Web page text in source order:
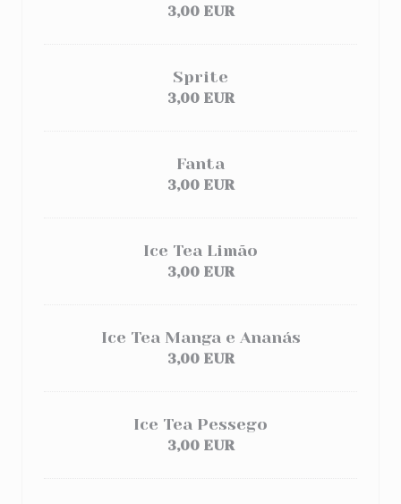
3,00 EUR
Sprite
3,00 EUR
Fanta
3,00 EUR
Ice Tea Limão
3,00 EUR
Ice Tea Manga e Ananás
3,00 EUR
Ice Tea Pessego
3,00 EUR